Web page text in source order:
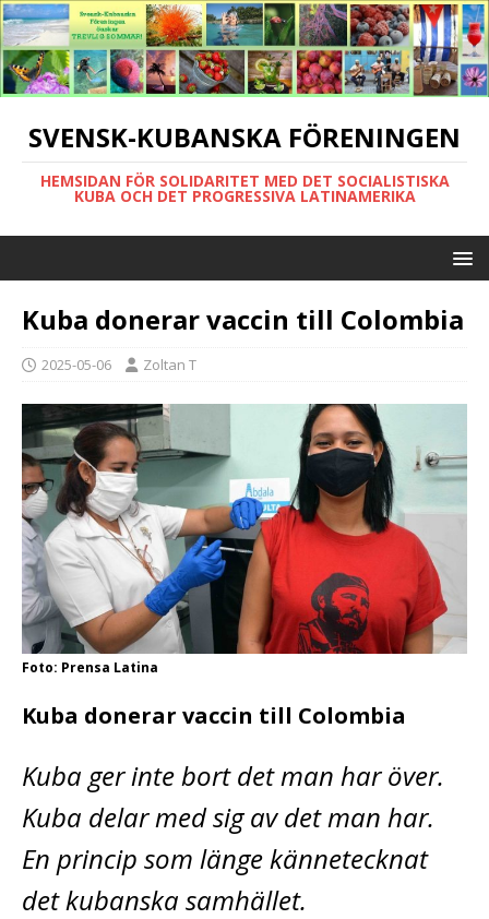
SVENSK-KUBANSKA FÖRENINGEN
HEMSIDAN FÖR SOLIDARITET MED DET SOCIALISTISKA
KUBA OCH DET PROGRESSIVA LATINAMERIKA
Kuba donerar vaccin till Colombia
2025-05-06 Zoltan T
Foto: Prensa Latina
Kuba donerar vaccin till Colombia
Kuba ger inte bort det man har över.
Kuba delar med sig av det man har.
En princip som länge kännetecknat
det kubanska samhället.